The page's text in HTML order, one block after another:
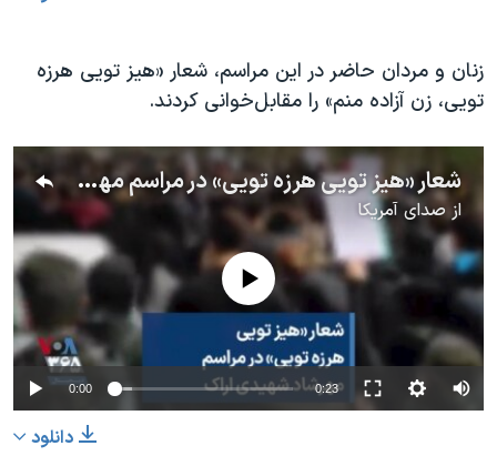
زنان و مردان حاضر در این مراسم، شعار «هیز تویی هرزه
تویی، زن آزاده منم» را مقابل‌خوانی کردند.
شعار «هیز‌ تویی هرزه‌ تویی»‌ در مراسم مهرشاد شهیدی اراک
از صدای آمریکا
No media source currently available
0:00 0:23
دانلود